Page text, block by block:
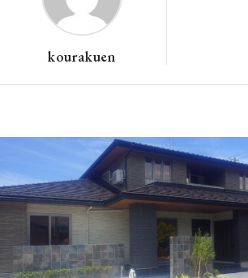
kourakuen